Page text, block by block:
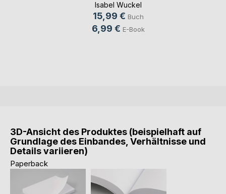
Isabel Wuckel
15,99 € Buch
6,99 € E-Book
3D-Ansicht des Produktes (beispielhaft auf
Grundlage des Einbandes, Verhältnisse und
Details variieren)
Paperback